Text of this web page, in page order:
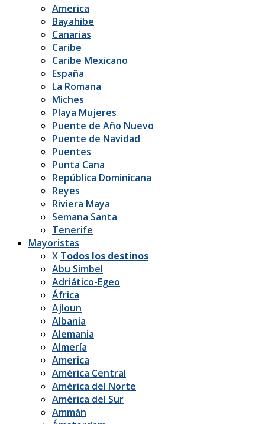
America
Bayahibe
Canarias
Caribe
Caribe Mexicano
España
La Romana
Miches
Playa Mujeres
Puente de Año Nuevo
Puente de Navidad
Puentes
Punta Cana
República Dominicana
Reyes
Riviera Maya
Semana Santa
Tenerife
Mayoristas
X Todos los destinos
Abu Simbel
Adriático-Egeo
África
Ajloun
Albania
Alemania
Almería
America
América Central
América del Norte
América del Sur
Ammán